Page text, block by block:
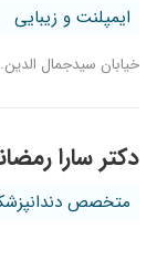
ایمپلنت و زیبایی
خیابان سیدجمال
دکتر سارا
متخصص